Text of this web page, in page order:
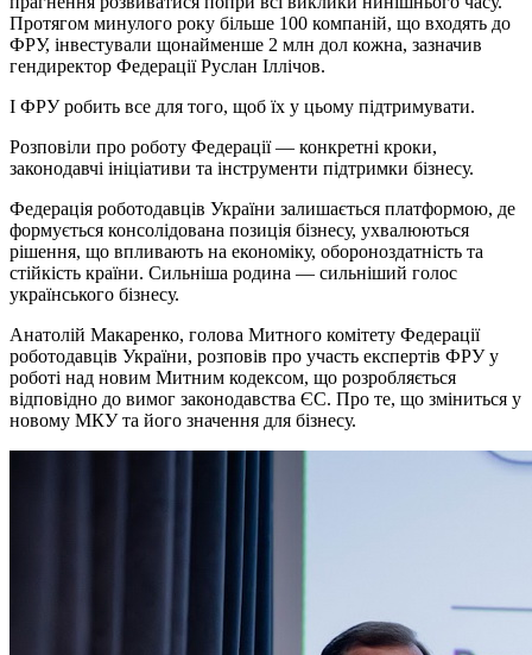
Протягом минулого року більше 100 компаній, що входять до
ФРУ, інвестували щонайменше 2 млн дол кожна, зазначив
гендиректор Федерації Руслан Іллічов.
І ФРУ робить все для того, щоб їх у цьому підтримувати.
Розповіли про роботу Федерації — конкретні кроки,
законодавчі ініціативи та інструменти підтримки бізнесу.
Федерація роботодавців України залишається платформою, де
формується консолідована позиція бізнесу, ухвалюються
рішення, що впливають на економіку, обороноздатність та
стійкість країни. Сильніша родина — сильніший голос
українського бізнесу.
Анатолій Макаренко, голова Митного комітету Федерації
роботодавців України, розповів про участь експертів ФРУ у
роботі над новим Митним кодексом, що розробляється
відповідно до вимог законодавства ЄС. Про те, що зміниться у
новому МКУ та його значення для бізнесу.